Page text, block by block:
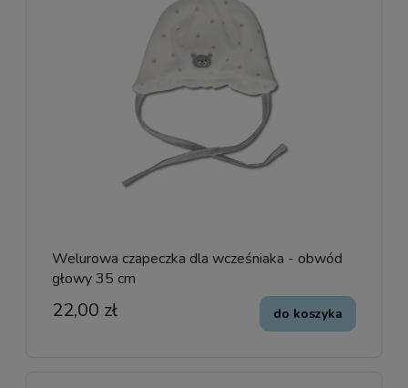
Welurowa czapeczka dla wcześniaka - obwód
głowy 35 cm
22,00 zł do koszyka